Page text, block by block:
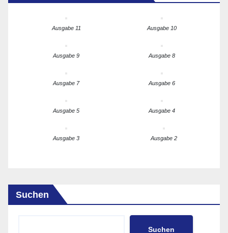
Ausgabe 11 Ausgabe 10
Ausgabe 9 Ausgabe 8
Ausgabe 7 Ausgabe 6
Ausgabe 5 Ausgabe 4
Ausgabe 3 Ausgabe 2
Suchen
Suchen